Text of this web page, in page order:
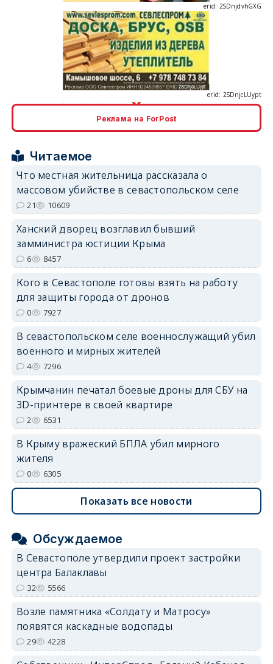
Реклама на ForPost
Читаемое
Что местная жительница рассказала о
массовом убийстве в севастопольском селе
21 10609
Ханский дворец возглавил бывший
замминистра юстиции Крыма
6 8457
Кого в Севастополе готовы взять на работу
для защиты города от дронов
0 7927
В севастопольском селе военнослужащий убил
военного и мирных жителей
4 7296
Крымчанин печатал боевые дроны для СБУ на
3D-принтере в своей квартире
2 6531
В Крыму вражеский БПЛА убил мирного
жителя
0 6305
Показать все новости
Обсуждаемое
В Севастополе утвердили проект застройки
центра Балаклавы
32 5566
Возле памятника «Солдату и Матросу»
появятся каскадные водопады
29 4228